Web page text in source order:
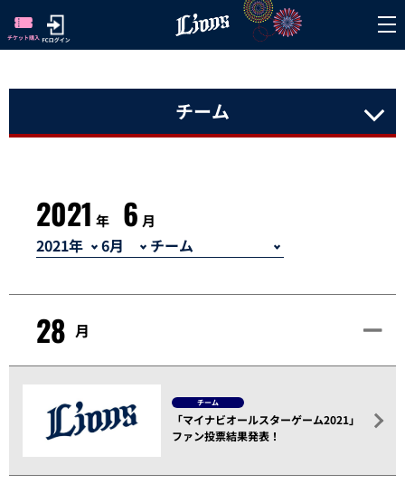
チーム
2021 年 6 月
28 月
チーム
「マイナビオールスターゲーム2021」
ファン投票結果発表！